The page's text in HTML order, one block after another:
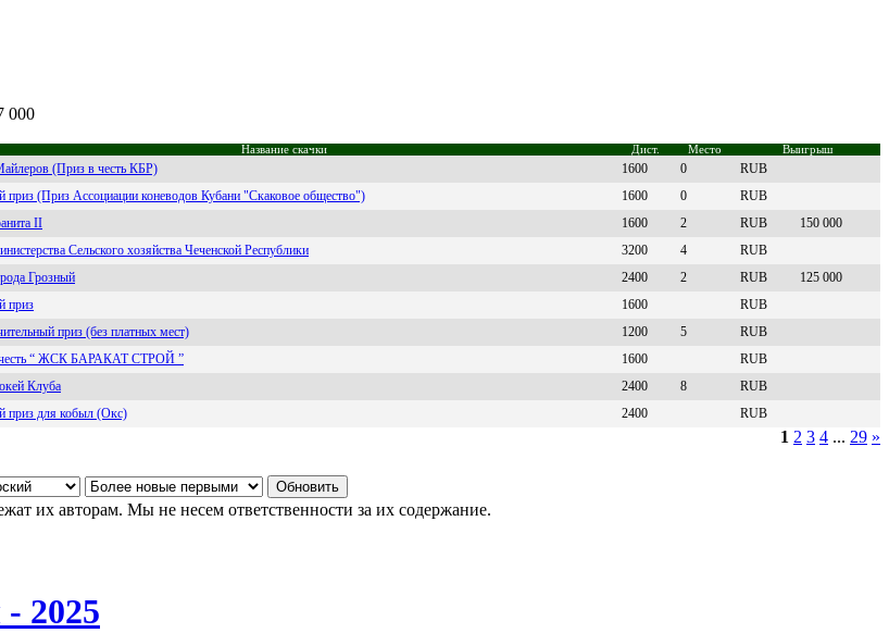
000
Название скачки Дист. Место Выигрыш
(Приз в честь КБР) 1600 0
RUB
приз (Приз Ассоциации коневодов Кубани "Скаковое общество") 1600 0
RUB
II 1600 2 RUB
150 000
Сельского хозяйства Чеченской Республики 3200 4
RUB
Грозный 2400 2 RUB
125 000
приз 1600
RUB
приз (без платных мест) 1200 5
RUB
“ ЖСК БАРАКАТ СТРОЙ ” 1600
RUB
Клуба 2400 8
RUB
приз для кобыл (Окс) 2400 RUB
1 2 3 4 ... 29 »
их авторам. Мы не несем ответственности за их содержание.
2025